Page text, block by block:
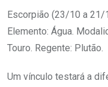
Escorpião (23/10 a 21/
Elemento: Água.
Touro. Regente: Plutão.
Um vínculo testará a